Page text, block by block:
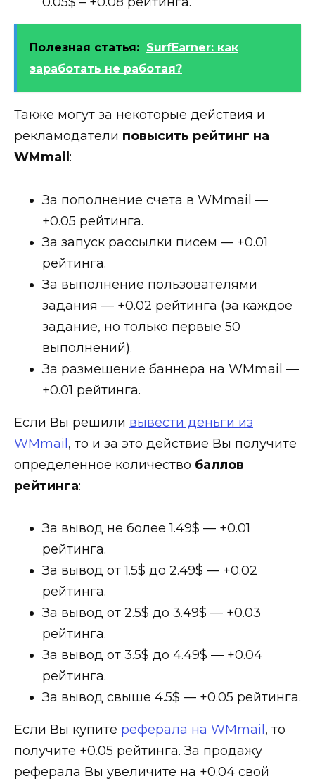
Полезная статья: SurfEarner: как
заработать не работая?
Также могут за некоторые действия и
рекламодатели повысить рейтинг на
WMmail :
За пополнение счета в WMmail —
+0.05 рейтинга.
За запуск рассылки писем — +0.01
рейтинга.
За выполнение пользователями
задания — +0.02 рейтинга (за каждое
задание, но только первые 50
выполнений).
За размещение баннера на WMmail —
+0.01 рейтинга.
Если Вы решили вывести деньги из
WMmail, то и за это действие Вы получите
определенное количество баллов
рейтинга:
За вывод не более 1.49$ — +0.01
рейтинга.
За вывод от 1.5$ до 2.49$ — +0.02
рейтинга.
За вывод от 2.5$ до 3.49$ — +0.03
рейтинга.
За вывод от 3.5$ до 4.49$ — +0.04
рейтинга.
За вывод свыше 4.5$ — +0.05 рейтинга.
Если Вы купите реферала на WMmail , то
получите +0.05 рейтинга. За продажу
реферала Вы увеличите на +0.04 свой